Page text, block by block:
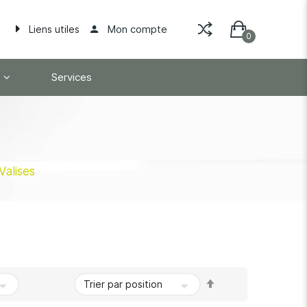
Liens utiles Mon compte
Services